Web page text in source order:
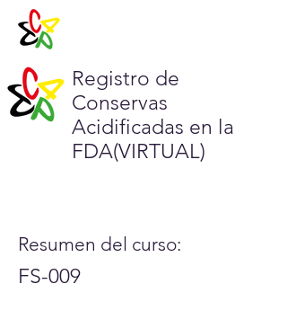
Registro de
Conservas
Acidificadas en la
FDA(VIRTUAL)
Resumen del curso:
FS-009